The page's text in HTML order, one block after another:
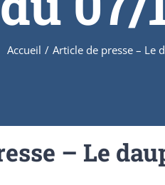
Accueil / Article de presse – Le
– Le